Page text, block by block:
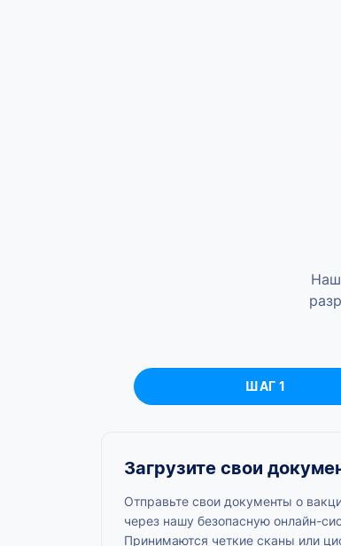
ШАГ 1
Загрузите свои
Отправьте свои документы о
через нашу безопасную онлайн-
Принимаются четкие сканы или